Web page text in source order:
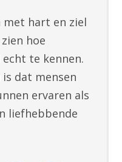
met hart en ziel
hoe
te kennen.
dat mensen
ervaren als
liefhebbende